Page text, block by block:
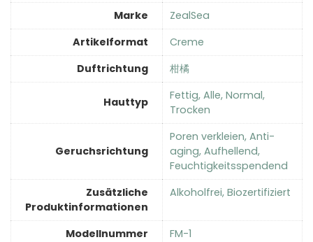
Marke
‎ZealSea
Artikelformat
‎Creme
Duftrichtung
‎柑橘
Hauttyp
‎Fettig, Alle, Normal,
Trocken
Geruchsrichtung
‎Poren verkleien, Anti-
aging, Aufhellend,
Feuchtigkeitsspendend
Zusätzliche
Produktinformationen
‎Alkoholfrei, Biozertifiziert
Modellnummer ‎FM-1